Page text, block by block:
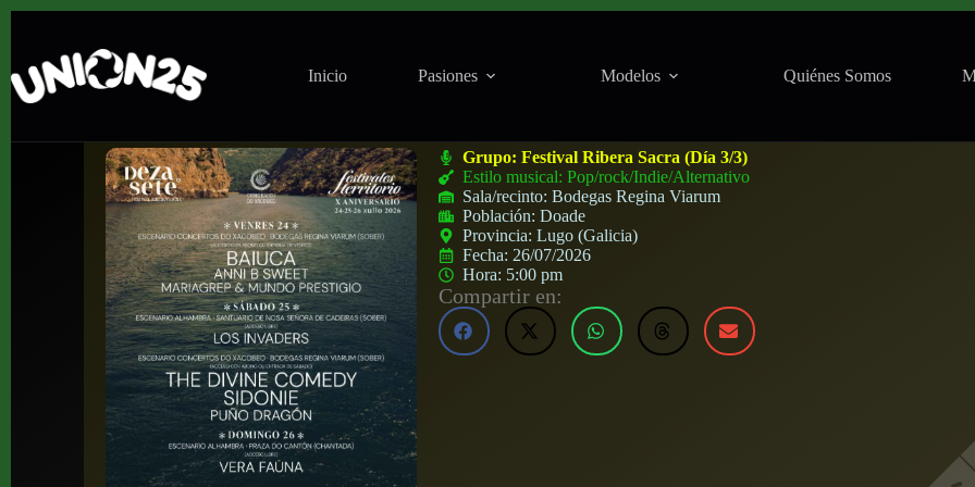
Inicio Pasiones Modelos Quiénes Somos
Grupo:Festival Ribera Sacra (Día 3/3)
Estilo musical: Pop/rock/Indie/Alternativo
Sala/recinto:Bodegas Regina Viarum
Población:Doade
Provincia:Lugo (Galicia)
Fecha: 26/07/2026
Hora: 5:00 pm
Compartir en: